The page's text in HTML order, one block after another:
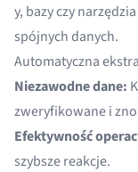
y, bazy czy
spójnych danych.
Automatyczna
Niezawodne dane:
zweryfikowane i
Efektywność
szybsze reakcje.